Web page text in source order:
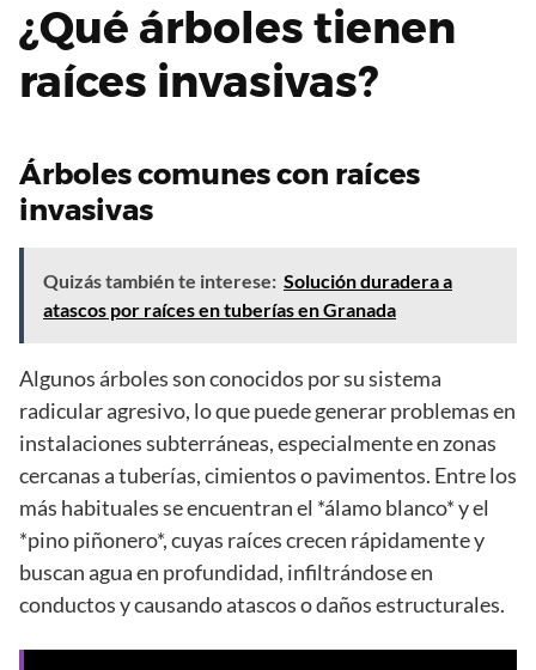
¿Qué árboles tienen
raíces invasivas?
Árboles comunes con raíces
invasivas
Quizás también te interese: Solución duradera a
atascos por raíces en tuberías en Granada
Algunos árboles son conocidos por su sistema
radicular agresivo, lo que puede generar problemas en
instalaciones subterráneas, especialmente en zonas
cercanas a tuberías, cimientos o pavimentos. Entre los
más habituales se encuentran el *álamo blanco* y el
*pino piñonero*, cuyas raíces crecen rápidamente y
buscan agua en profundidad, infiltrándose en
conductos y causando atascos o daños estructurales.